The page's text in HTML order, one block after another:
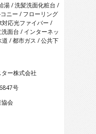
12
13
14
15
16
湯 / 洗髪洗面化粧台 /
ニー / フローリング
応光ファイバー /
面台 / インターネッ
道 / 都市ガス / 公共下
ー株式会社
号
協会